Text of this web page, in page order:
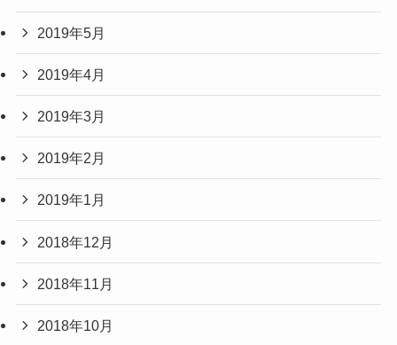
2019年5月
2019年4月
2019年3月
2019年2月
2019年1月
2018年12月
2018年11月
2018年10月